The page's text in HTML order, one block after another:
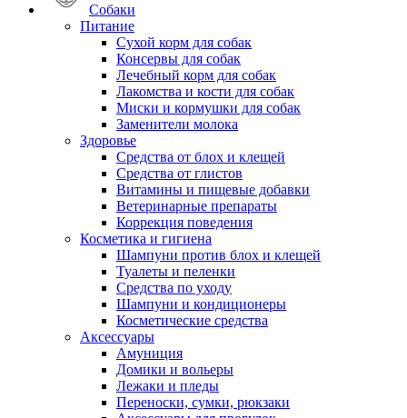
Собаки
Питание
Сухой корм для собак
Консервы для собак
Лечебный корм для собак
Лакомства и кости для собак
Миски и кормушки для собак
Заменители молока
Здоровье
Средства от блох и клещей
Средства от глистов
Витамины и пищевые добавки
Ветеринарные препараты
Коррекция поведения
Косметика и гигиена
Шампуни против блох и клещей
Туалеты и пеленки
Средства по уходу
Шампуни и кондиционеры
Косметические средства
Аксессуары
Амуниция
Домики и вольеры
Лежаки и пледы
Переноски, сумки, рюкзаки